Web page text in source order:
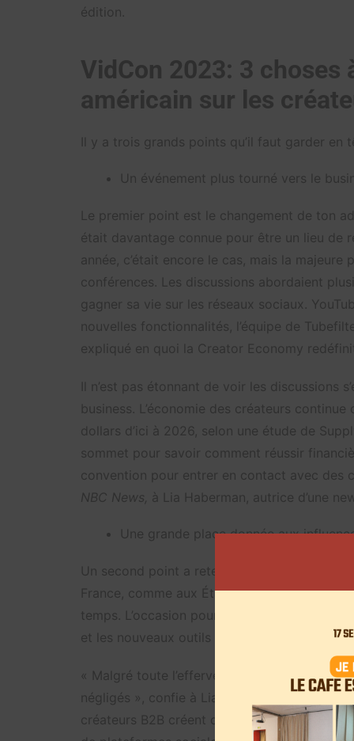
édition.
VidCon 2023: 3
américain sur les
Il y a trois grands points qu’il faut garder en
Un événement plus tourné vers le
Le premier point est le changement de ton
était davantage connue pour être un lieu de
année, c’était encore le cas, mais la majeure
conférences. Les discussions abordaient
gagner sa vie sur les réseaux sociaux.
nouvelles fonctionnalités, l’équipe de
expliqué en quoi la Creator Economy
Il n’est pas étonnant de voir les discussions
business. L’économie des créateurs
dollars d’ici à 2026, selon une étude de
sommet pour savoir comment réussir
convention pour entrer en contact avec des
NBC News, à Lia Haberman, autrice d’une
Une grande place donnée aux
Un second point a retenu notre attention: la
France, comme aux États-Unis, il semblerait
temps. L’occasion pour l’équipe de mettre
et les nouveaux outils dédiés à la création
« Malgré toute l’effervescence de
négligés », confie à Lia Haberman, James
créateurs B2B créent d’énormes entreprises